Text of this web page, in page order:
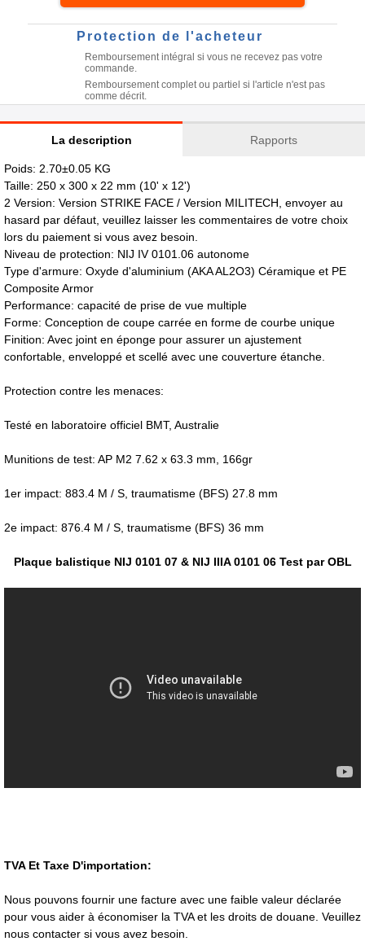
Protection de l'acheteur
Remboursement intégral si vous ne recevez pas votre
commande.
Remboursement complet ou partiel si l'article n'est pas
comme décrit.
La description Rapports
Poids: 2.70±0.05 KG
Taille: 250 x 300 x 22 mm (10' x 12')
2 Version: Version STRIKE FACE / Version MILITECH, envoyer au
hasard par défaut, veuillez laisser les commentaires de votre choix
lors du paiement si vous avez besoin.
Niveau de protection: NIJ IV 0101.06 autonome
Type d'armure: Oxyde d'aluminium (AKA AL2O3) Céramique et PE
Composite Armor
Performance: capacité de prise de vue multiple
Forme: Conception de coupe carrée en forme de courbe unique
Finition: Avec joint en éponge pour assurer un ajustement
confortable, enveloppé et scellé avec une couverture étanche.
Protection contre les menaces:
Testé en laboratoire officiel BMT, Australie
Munitions de test: AP M2 7.62 x 63.3 mm, 166gr
1er impact: 883.4 M / S, traumatisme (BFS) 27.8 mm
2e impact: 876.4 M / S, traumatisme (BFS) 36 mm
Plaque balistique NIJ 0101 07 & NIJ IIIA 0101 06 Test par OBL
TVA Et Taxe D'importation:
Nous pouvons fournir une facture avec une faible valeur déclarée
pour vous aider à économiser la TVA et les droits de douane. Veuillez
nous contacter si vous avez besoin.